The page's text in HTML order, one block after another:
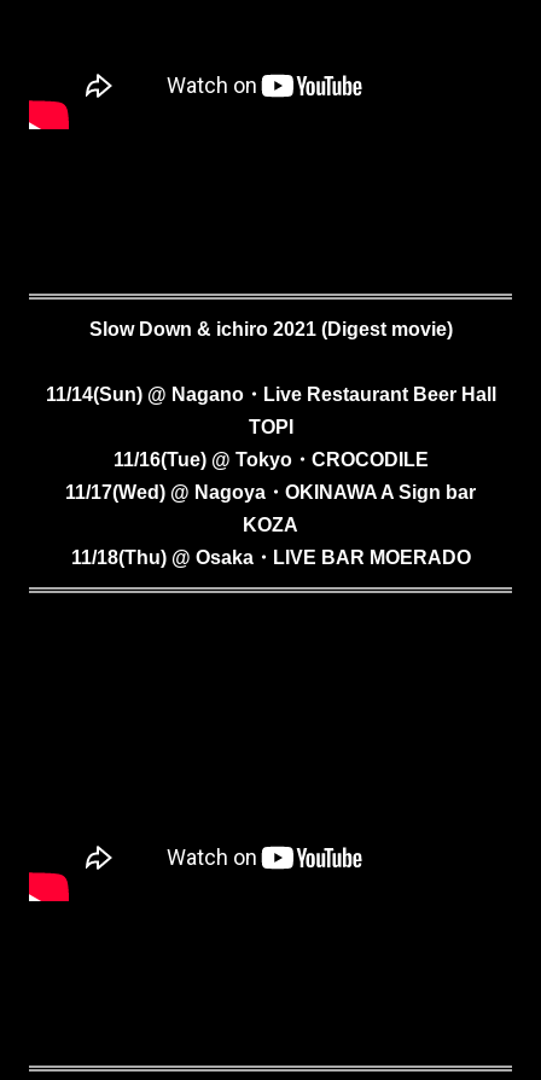
Slow Down & ichiro 2021 (Digest movie)
11/14(Sun) @ Nagano・Live Restaurant Beer Hall
TOPI
11/16(Tue) @ Tokyo・CROCODILE
11/17(Wed) @ Nagoya・OKINAWA A Sign bar
KOZA
11/18(Thu) @ Osaka・LIVE BAR MOERADO